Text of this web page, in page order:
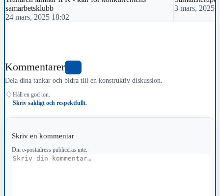
samarbetsklubb
24 mars, 2025 18:02
3 mars, 2025
Kommentarer
Dela dina tankar och bidra till en konstruktiv diskussion.
♢ Håll en god ton.
Skriv sakligt och respektfullt.
Skriv en kommentar
Din e-postadress publiceras inte.
Kommentar